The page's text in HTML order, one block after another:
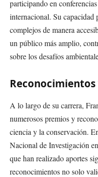
participando en
internacional. Su capacidad
complejos de manera
un público más amplio,
sobre los desafíos
A lo largo de su carrera,
numerosos premios y
ciencia y la conservación.
Nacional de Investigación
que han realizado aportes
reconocimientos no solo